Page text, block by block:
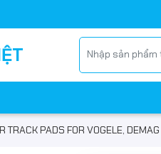
TRACK PADS FOR VOGELE, DEMAG